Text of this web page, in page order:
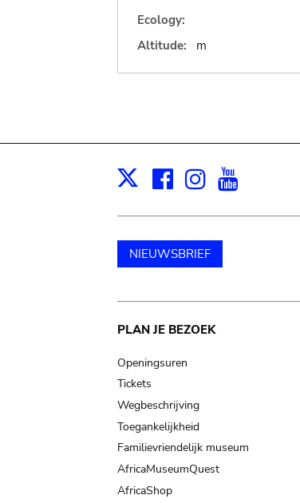
Ecology:
Altitude:
m
X Facebook
Instagram
NIEUWSBRIEF
Main
navigation
PLAN JE BEZOEK
Openingsuren
Tickets
Wegbeschrijving
Toegankelijkheid
Familievriendelijk museum
AfricaMuseumQuest
AfricaShop